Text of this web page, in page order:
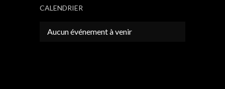
CALENDRIER
Aucun événement à venir